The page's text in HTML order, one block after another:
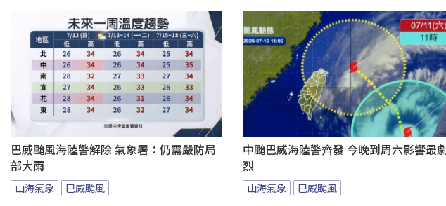
巴威颱風海陸警解除 氣象署：仍需嚴防局
部大雨
山海氣象 巴威颱風
中颱巴威海陸警齊發 今晚到周六影響最劇
烈
山海氣象 巴威颱風